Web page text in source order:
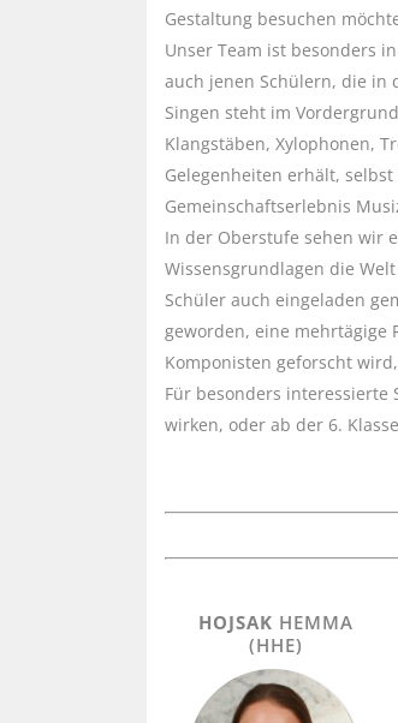
Gestaltung besuchen
Unser Team ist besonders
auch jenen Schülern, die in
Singen steht im
Klangstäben, Xylophonen,
Gelegenheiten erhält,
Gemeinschaftserlebnis
In der Oberstufe sehen wir
Wissensgrundlagen die
Schüler auch eingeladen
geworden, eine mehrtägige
Komponisten geforscht
Für besonders
wirken, oder ab der 6.
HOJSAK HEMMA
(HHE)